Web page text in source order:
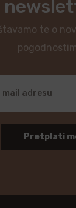
te o
Pretplati